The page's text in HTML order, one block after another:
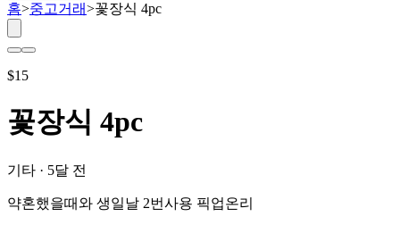
홈>중고거래>꽃장식 4pc
$15
꽃장식 4pc
기타 · 5달 전
약혼했을때와 생일날 2번사용 픽업온리